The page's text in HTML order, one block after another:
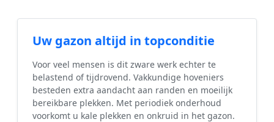
Uw gazon altijd in topconditie
Voor veel mensen is dit zware werk echter te
belastend of tijdrovend. Vakkundige hoveniers
besteden extra aandacht aan randen en moeilijk
bereikbare plekken. Met periodiek onderhoud
voorkomt u kale plekken en onkruid in het gazon.